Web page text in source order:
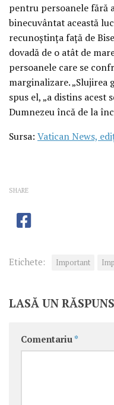
pentru persoanele fără
binecuvântat această
recunoștința față de
dovadă de o atât de
persoanele care se
marginalizare. „Slujirea
spus el, „a distins
Dumnezeu încă de la
Sursa: Vatican News,
SHARE
Etichete: Important
LASĂ UN RĂSPUNS
Comentariu *